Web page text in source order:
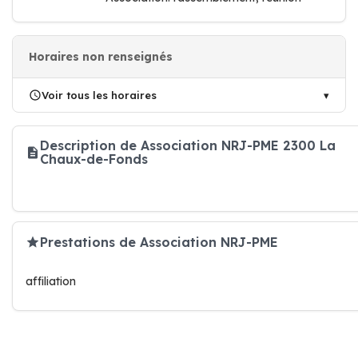
Horaires non renseignés
Voir tous les horaires
Description de Association NRJ-PME 2300 La
Chaux-de-Fonds
Prestations de Association NRJ-PME
affiliation